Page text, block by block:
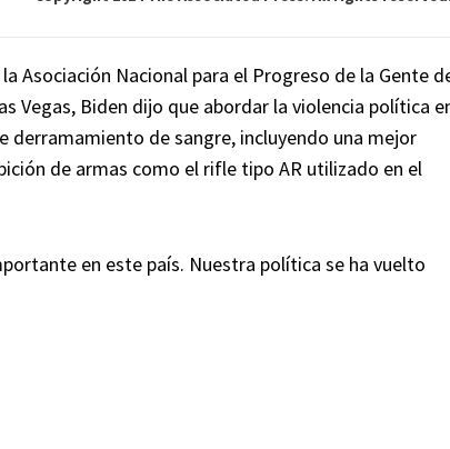
Asociación Nacional para el Progreso de la Gente
Vegas, Biden dijo que abordar la violencia política
de sangre, incluyendo una mejor
de armas como el rifle tipo AR utilizado en el
en este país. Nuestra política se ha vuelto